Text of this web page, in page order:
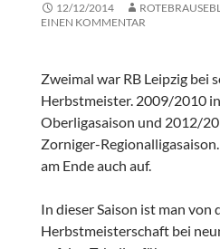
12/12/2014
EINEN KOMMENTAR
Zweimal war RB Leipzig bei
Herbstmeister. 2009/2010
Oberligasaison und 2012/
Zorniger-
am Ende auch auf.
In dieser Saison ist man von
Herbstmeisterschaft bei